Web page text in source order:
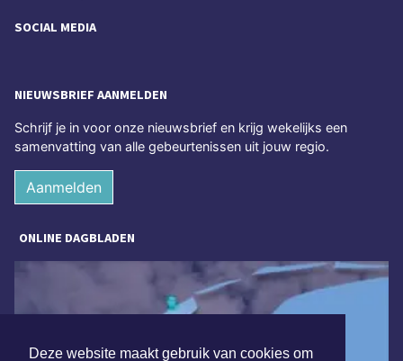
Deze website maakt gebruik van cookies om
SOCIAL MEDIA
NIEUWSBRIEF AANMELDEN
Schrijf je in voor onze nieuwsbrief en krijg wekelijks een
samenvatting van alle gebeurtenissen uit jouw regio.
Aanmelden
ONLINE DAGBLADEN